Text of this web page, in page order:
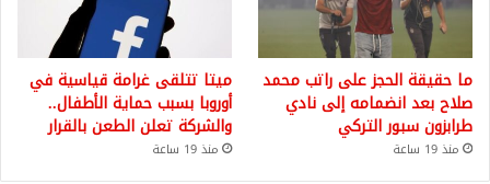
ما حقيقة الحجز على راتب محمد
صلاح بعد انضمامه إلى نادي
طرابزون سبور التركي
منذ 19 ساعة
ميتا تتلقى غرامة قياسية في
أوروبا بسبب حماية الأطفال..
والشركة تعلن الطعن بالقرار
منذ 19 ساعة